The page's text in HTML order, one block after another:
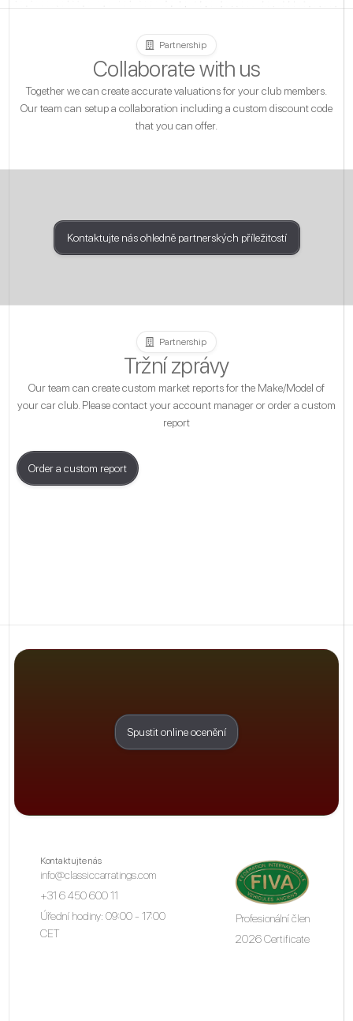
Partnership
Collaborate with us
Together we can create accurate valuations for your club members.
Our team can setup a collaboration including a custom discount code
that you can offer.
Kontaktujte nás ohledně partnerských příležitostí
Partnership
Tržní zprávy
Our team can create custom market reports for the Make/Model of
your car club. Please contact your account manager or order a custom
report
Order a custom report
Spustit online ocenění
Kontaktujte nás
info@classiccarratings.com
+31 6 450 600 11
Úřední hodiny: 09:00 - 17:00
CET
Profesionální člen
2026 Certificate